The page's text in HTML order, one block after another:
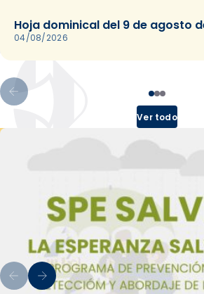
Hoja dominical del 9 de agosto
04/08/2026
Ver todo